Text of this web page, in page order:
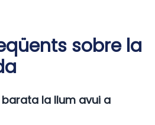
sobre la
la llum avui a